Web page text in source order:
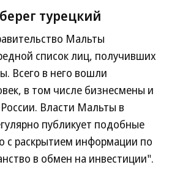
турецкий
Мальты
список лиц, получивших
Всего в него вошли
в том числе бизнесмены и
Власти Мальты в
публикует подобные
с раскрытием информации по
в обмен на инвестиции".